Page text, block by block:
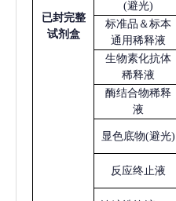
已封完整
试剂盒
(避光)
标准品＆标本
通用稀释液
生物素化抗体
稀释液
酶结合物稀释
液
显色底物(避光)
反应终止液